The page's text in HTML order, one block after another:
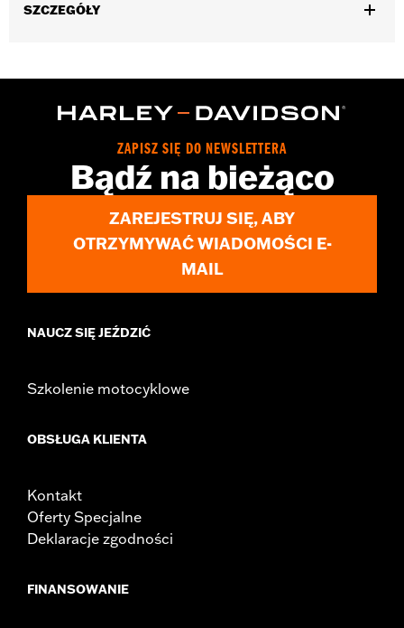
SZCZEGÓŁY
Material Diameter UOM:Inches
10 allen hole plugs
WARRANTY:1 year limited warranty – Go towww.h-
ZAPISZ SIĘ DO NEWSLETTERA
Bądź na bieżąco
ZAREJESTRUJ SIĘ, ABY
OTRZYMYWAĆ WIADOMOŚCI E-
MAIL
NAUCZ SIĘ JEŹDZIĆ
Szkolenie motocyklowe
OBSŁUGA KLIENTA
Kontakt
Oferty Specjalne
Deklaracje zgodności
FINANSOWANIE